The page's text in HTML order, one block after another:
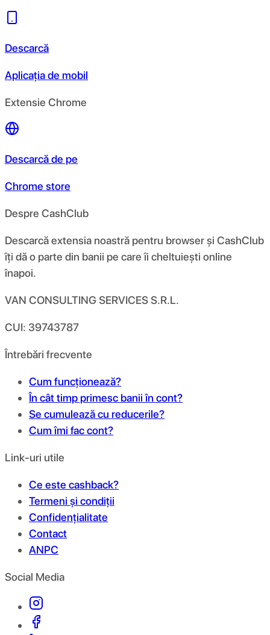
Descarcă
Aplicația de mobil
Extensie Chrome
Descarcă de pe
Chrome store
Despre CashClub
Descarcă extensia noastră pentru browser și CashClub
îți dă o parte din banii pe care îi cheltuiești online
înapoi.
VAN CONSULTING SERVICES S.R.L.
CUI: 39743787
Întrebări frecvente
Cum funcționează?
În cât timp primesc banii în cont?
Se cumulează cu reducerile?
Cum îmi fac cont?
Link-uri utile
Ce este cashback?
Termeni și condiții
Confidențialitate
Contact
ANPC
Social Media